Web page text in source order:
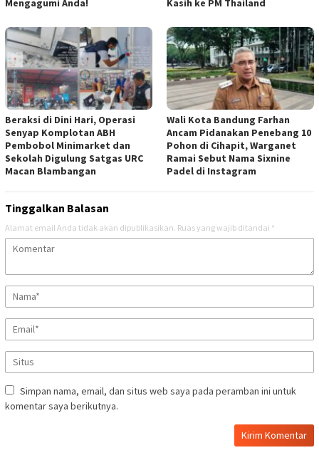
Mengagumi Anda! Kasih ke PM Thailand
Beraksi di Dini Hari, Operasi
Senyap Komplotan ABH
Pembobol Minimarket dan
Sekolah Digulung Satgas URC
Macan Blambangan
Wali Kota Bandung Farhan
Ancam Pidanakan Penebang 10
Pohon di Cihapit, Warganet
Ramai Sebut Nama Sixnine
Padel di Instagram
Tinggalkan Balasan
Alamat email Anda tidak akan dipublikasikan. Ruas yang wajib ditandai *
Simpan nama, email, dan situs web saya pada peramban ini untuk
komentar saya berikutnya.